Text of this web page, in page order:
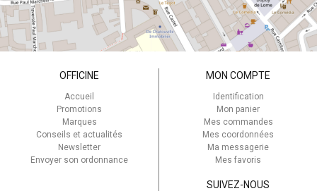
OFFICINE
Accueil
Promotions
Marques
Conseils et actualités
Newsletter
Envoyer son ordonnance
MON COMPTE
Identification
Mon panier
Mes commandes
Mes coordonnées
Ma messagerie
Mes favoris
SUIVEZ-NOUS